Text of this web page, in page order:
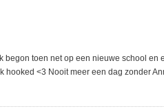
begon toen net op een nieuwe school
hooked <3 Nooit meer een dag zonder